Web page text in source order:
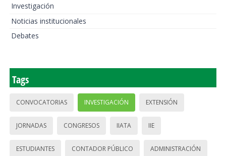
Investigación
Noticias institucionales
Debates
Tags
CONVOCATORIAS INVESTIGACIÓN EXTENSIÓN
JORNADAS CONGRESOS IIATA IIE
ESTUDIANTES CONTADOR PÚBLICO ADMINISTRACIÓN